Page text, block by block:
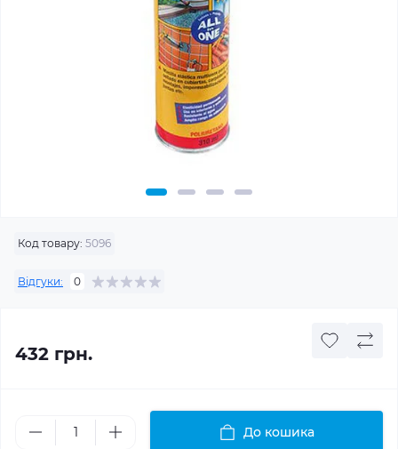
Код товару: 5096
Відгуки: 0
432 грн.
До кошика